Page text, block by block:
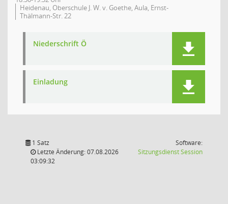
Heidenau, Oberschule J. W. v. Goethe, Aula, Ernst-
Thälmann-Str. 22
Niederschrift Ö
Einladung
1 Satz
Letzte Änderung: 07.08.2026
03:09:32
Software:
SitzungsdienstSession(Wird in